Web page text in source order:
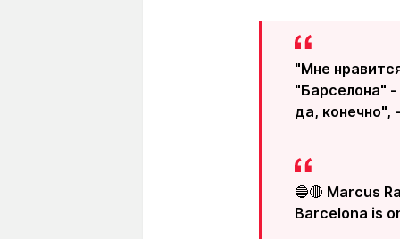
"Мне
"Барселона" -
да,
🔵🔴 Marcus
Barcelona is